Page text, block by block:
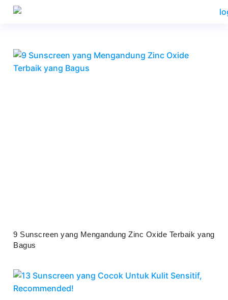
9 Sunscreen yang Mengandung Zinc Oxide Terbaik yang
Bagus